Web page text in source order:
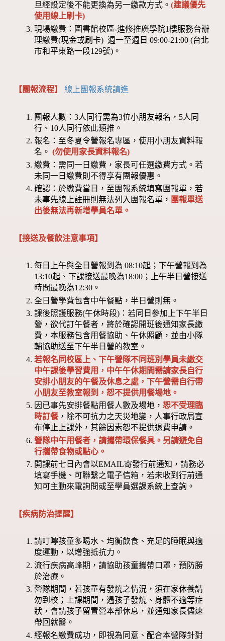
旦經設定後不能更換為另一繳款方式。(建議優先
使用線上刷卡)
現場繳費：圖書館校區-進修推廣學院1樓服務台辦
理繳費(現金或刷卡) 週一至週日 09:00-21:00 (台北
市和平東路一段129號)。
【團報流程】線上團報系統請進
團報人數：3人同行需為3位小朋友報名，5人同
行、10人同行依此類推。
報名：至冬夏令營報名專區，使用小朋友資料報
名。 (勿使用家長資料報名)
繳費：需同一日繳費，家長可任選繳費方式。若
未同一日繳費則不得享有團報優惠。
確認：於繳費當日，至團報系統填寫團報單，若
未事先線上註冊則無法列入團報名單， 團報單送
出後無法再新增學員名單。
【接送及餐飲注意事項】
每日上午與全日營報到為 08:10起；下午營報到為
13:10起、下課接送最晚為18:00；上午半日營接送
時間最晚為12:30。
全日營學費包含中午餐點，半日營則無。
課後照護服務(午休時段)：若同日參加上下午半日
營，欲代訂午餐者，將於確認開班後通知家長繳
費，本服務包含用餐協助、午休照顧，並由小隊
輔協助送至下午半日營的教室。
若報名同校區上、下午營隊不同班別學員未繳交
中午課後學習費用，中午午休期間需請家長自行
安排小朋友的午餐及休息之處，下午營需自行帶
小朋友至教室報到，恕不提供用餐場地。
因已事先安排餐點用餐人數及場地，恕不受理臨
時訂餐，除不可抗力之天災地變，人事行政局宣
布停止上課外，其餘因素恕不提供退費申請。
營隊中午用餐者，請攜帶環保餐具。另請避免自
行攜帶食物或點心。
開課前七日內會以EMAIL寄發行前通知，請務必
填寫手機、可聯繫之電子信箱，若未收到行前通
知可主動來電詢問或至學員選課系統上查詢。
【疾病防治提醒】
請叮嚀孩童多喝水、均衡飲食、充足的睡眠與適
度運動，以增強抵抗力。
流行疾病高峰期，請協助孩童攜帶口罩，預防勝
於治療。
營隊期間，若孩童有發燒之情況，須在家休養請
勿到校；上課期間，遇孩子發燒、身體不適等症
狀，會請孩子留置營本部休息，並通知家長儘速
帶回就醫。
經報名繳費成功，即視為同意、配合本營隊針對